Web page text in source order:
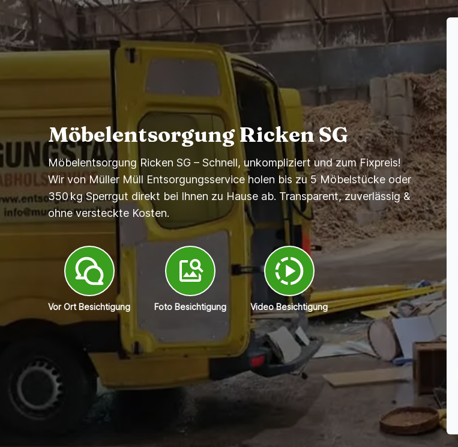
Möbelentsorgung Ricken SG
Möbelentsorgung Ricken SG – Schnell, unkompliziert und zum Fixpreis!
Wir von Müller Müll Entsorgungsservice holen bis zu 5 Möbelstücke oder
350 kg Sperrgut direkt bei Ihnen zu Hause ab. Transparent, zuverlässig &
ohne versteckte Kosten.
Vor Ort Besichtigung Foto Besichtigung Video Besichtigung